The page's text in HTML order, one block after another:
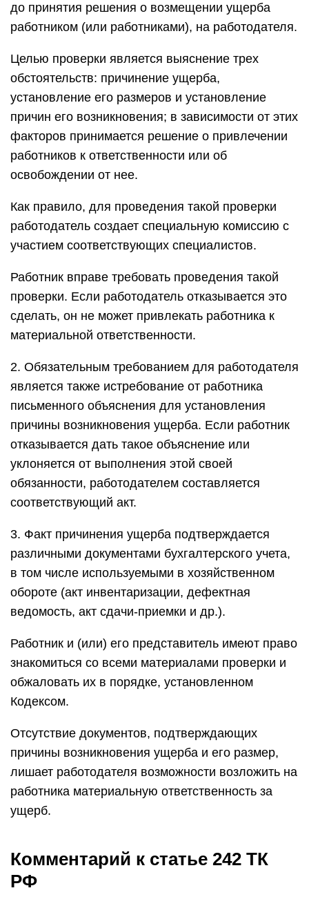
до принятия решения о возмещении ущерба
работником (или работниками), на работодателя.
Целью проверки является выяснение трех
обстоятельств: причинение ущерба,
установление его размеров и установление
причин его возникновения; в зависимости от этих
факторов принимается решение о привлечении
работников к ответственности или об
освобождении от нее.
Как правило, для проведения такой проверки
работодатель создает специальную комиссию с
участием соответствующих специалистов.
Работник вправе требовать проведения такой
проверки. Если работодатель отказывается это
сделать, он не может привлекать работника к
материальной ответственности.
2. Обязательным требованием для работодателя
является также истребование от работника
письменного объяснения для установления
причины возникновения ущерба. Если работник
отказывается дать такое объяснение или
уклоняется от выполнения этой своей
обязанности, работодателем составляется
соответствующий акт.
3. Факт причинения ущерба подтверждается
различными документами бухгалтерского учета,
в том числе используемыми в хозяйственном
обороте (акт инвентаризации, дефектная
ведомость, акт сдачи-приемки и др.).
Работник и (или) его представитель имеют право
знакомиться со всеми материалами проверки и
обжаловать их в порядке, установленном
Кодексом.
Отсутствие документов, подтверждающих
причины возникновения ущерба и его размер,
лишает работодателя возможности возложить на
работника материальную ответственность за
ущерб.
Комментарий к статье 242 ТК
РФ